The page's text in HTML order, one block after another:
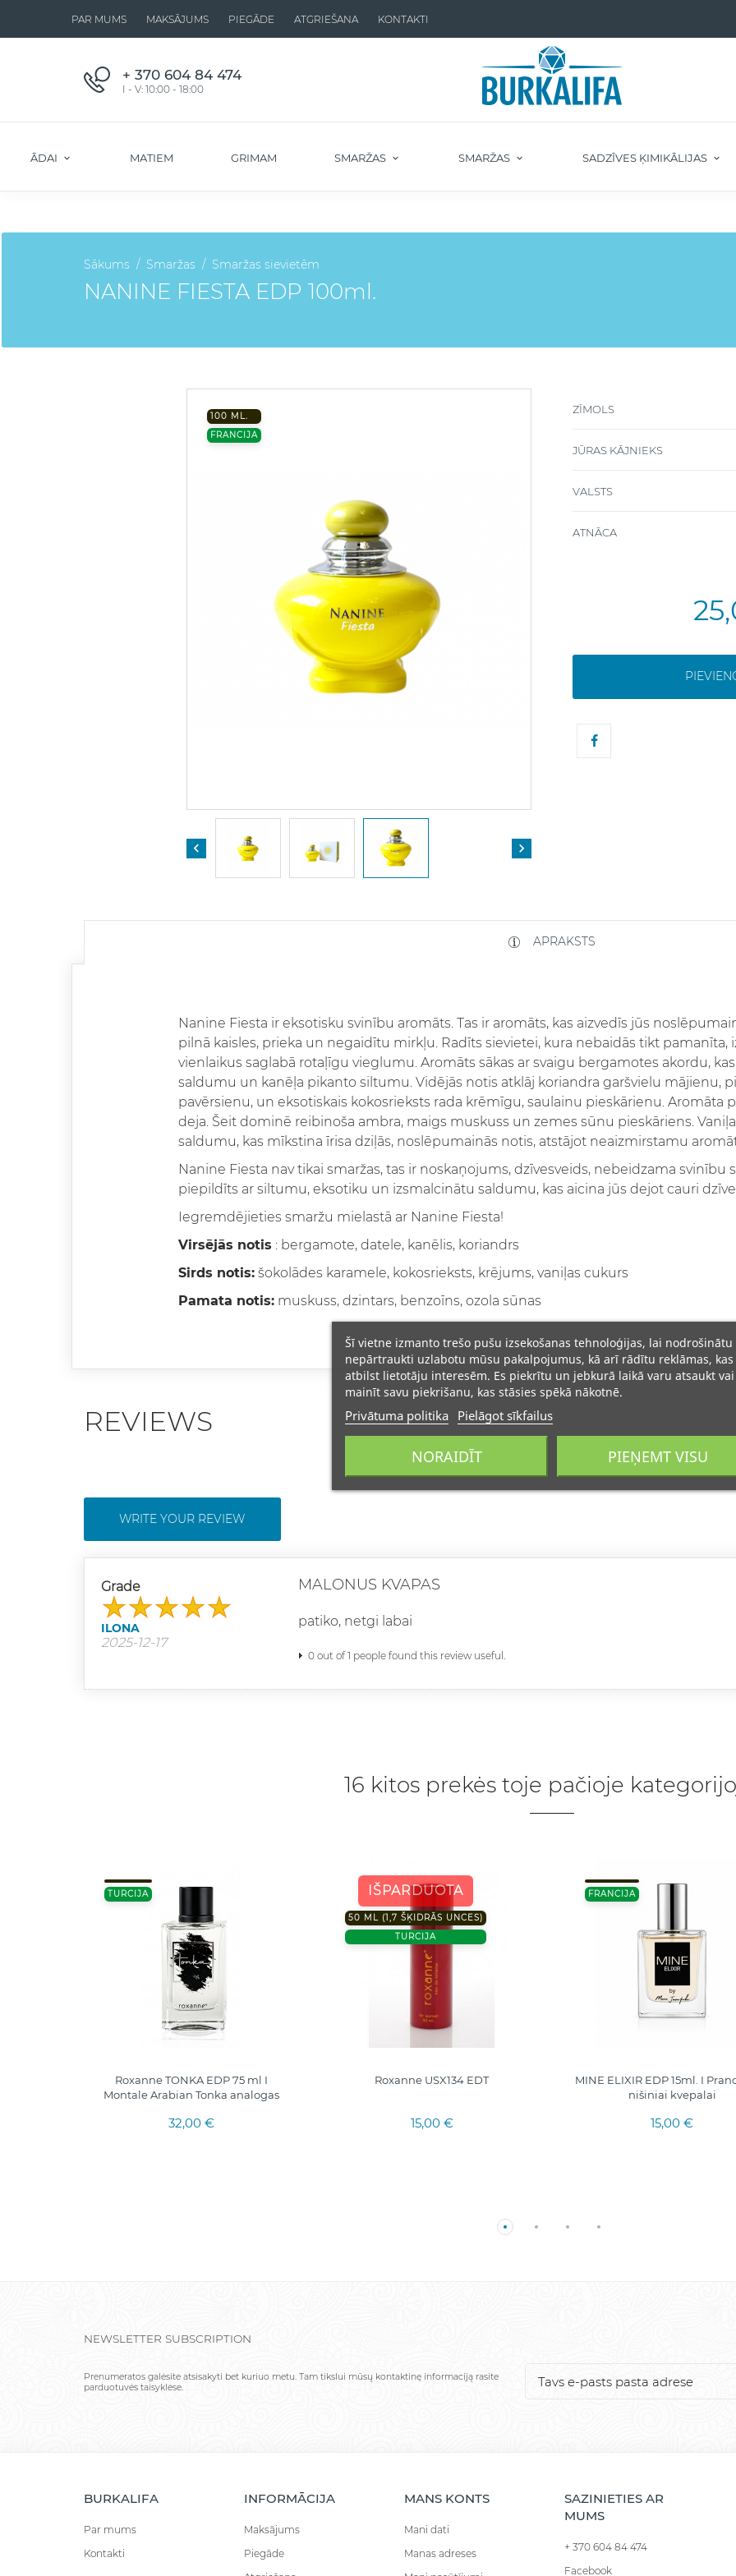
PAR MUMS MAKSĀJUMS PIEGĀDE ATGRIEŠANA KONTAKTI
+ 370 604 84 474
I - V: 10:00 - 18:00
ĀDAI MATIEM GRIMAM SMARŽAS SMARŽAS SADZĪVES ĶIMIKĀLIJAS
Sākums Smaržas Smaržas sievietēm
NANINE FIESTA EDP 100ml.
100 ML.
FRANCIJA
 
ZĪMOLS
JŪRAS KĀJNIEKS
VALSTS
ATNĀCA
APRAKSTS
Nanine Fiesta ir eksotisku svinību aromāts. Tas ir aromāts, kas aizvedīs jūs
pilnā kaisles, prieka un negaidītu mirkļu. Radīts sievietei, kura nebaidās tikt pamanīta,
vienlaikus saglabā rotaļīgu vieglumu. Aromāts sākas ar svaigu bergamotes akordu,
saldumu un kanēļa pikanto siltumu. Vidējās notis atklāj koriandra garšvielu mājienu,
pavērsienu, un eksotiskais kokosrieksts rada krēmīgu, saulainu pieskārienu. Aromāta
deja. Šeit dominē reibinoša ambra, maigs muskuss un zemes sūnu pieskāriens.
saldumu, kas mīkstina īrisa dziļās, noslēpumainās notis, atstājot neaizmirstamu
Nanine Fiesta nav tikai smaržas, tas ir noskaņojums, dzīvesveids, nebeidzama svinību
piepildīts ar siltumu, eksotiku un izsmalcinātu saldumu, kas aicina jūs dejot cauri
Iegremdējieties smaržu mielastā ar Nanine Fiesta!
Virsējās notis : bergamote, datele, kanēlis, koriandrs
Sirds notis: šokolādes karamele, kokosrieksts, krējums, vaniļas cukurs
Pamata notis: muskuss, dzintars, benzoīns, ozola sūnas
REVIEWS
WRITE YOUR REVIEW
Grade
ILONA
2025-12-17
MALONUS KVAPAS
patiko, netgi labai
0 out of 1 people found this review useful.
16 kitos prekės toje pačioje
TURCIJA
Roxanne TONKA EDP 75 ml I
Montale Arabian Tonka analogas
32,00 €
IŠPARDUOTA
50 ML (1,7 ŠĶIDRĀS UNCES)
TURCIJA
Roxanne USX134 EDT
15,00 €
FRANCIJA
MINE ELIXIR EDP 15ml. I
nišiniai kvepalai
15,00 €
NEWSLETTER SUBSCRIPTION
Prenumeratos galėsite atsisakyti bet kuriuo metu. Tam tikslui mūsų kontaktinę informaciją rasite
parduotuvės taisyklėse.
BURKALIFA
Par mums
Kontakti
INFORMĀCIJA
Maksājums
Piegāde
MANS KONTS
Mani dati
Manas adreses
SAZINIETIES AR
MUMS
+ 370 604 84 474
Facebook
Šī vietne izmanto trešo pušu izsekošanas tehnoloģijas, lai nodrošinātu
nepārtraukti uzlabotu mūsu pakalpojumus, kā arī rādītu reklāmas, kas
atbilst lietotāju interesēm. Es piekrītu un jebkurā laikā varu atsaukt vai
mainīt savu piekrišanu, kas stāsies spēkā nākotnē.
Privātuma politika Pielāgot sīkfailus
NORAIDĪT PIEŅEMT VISU